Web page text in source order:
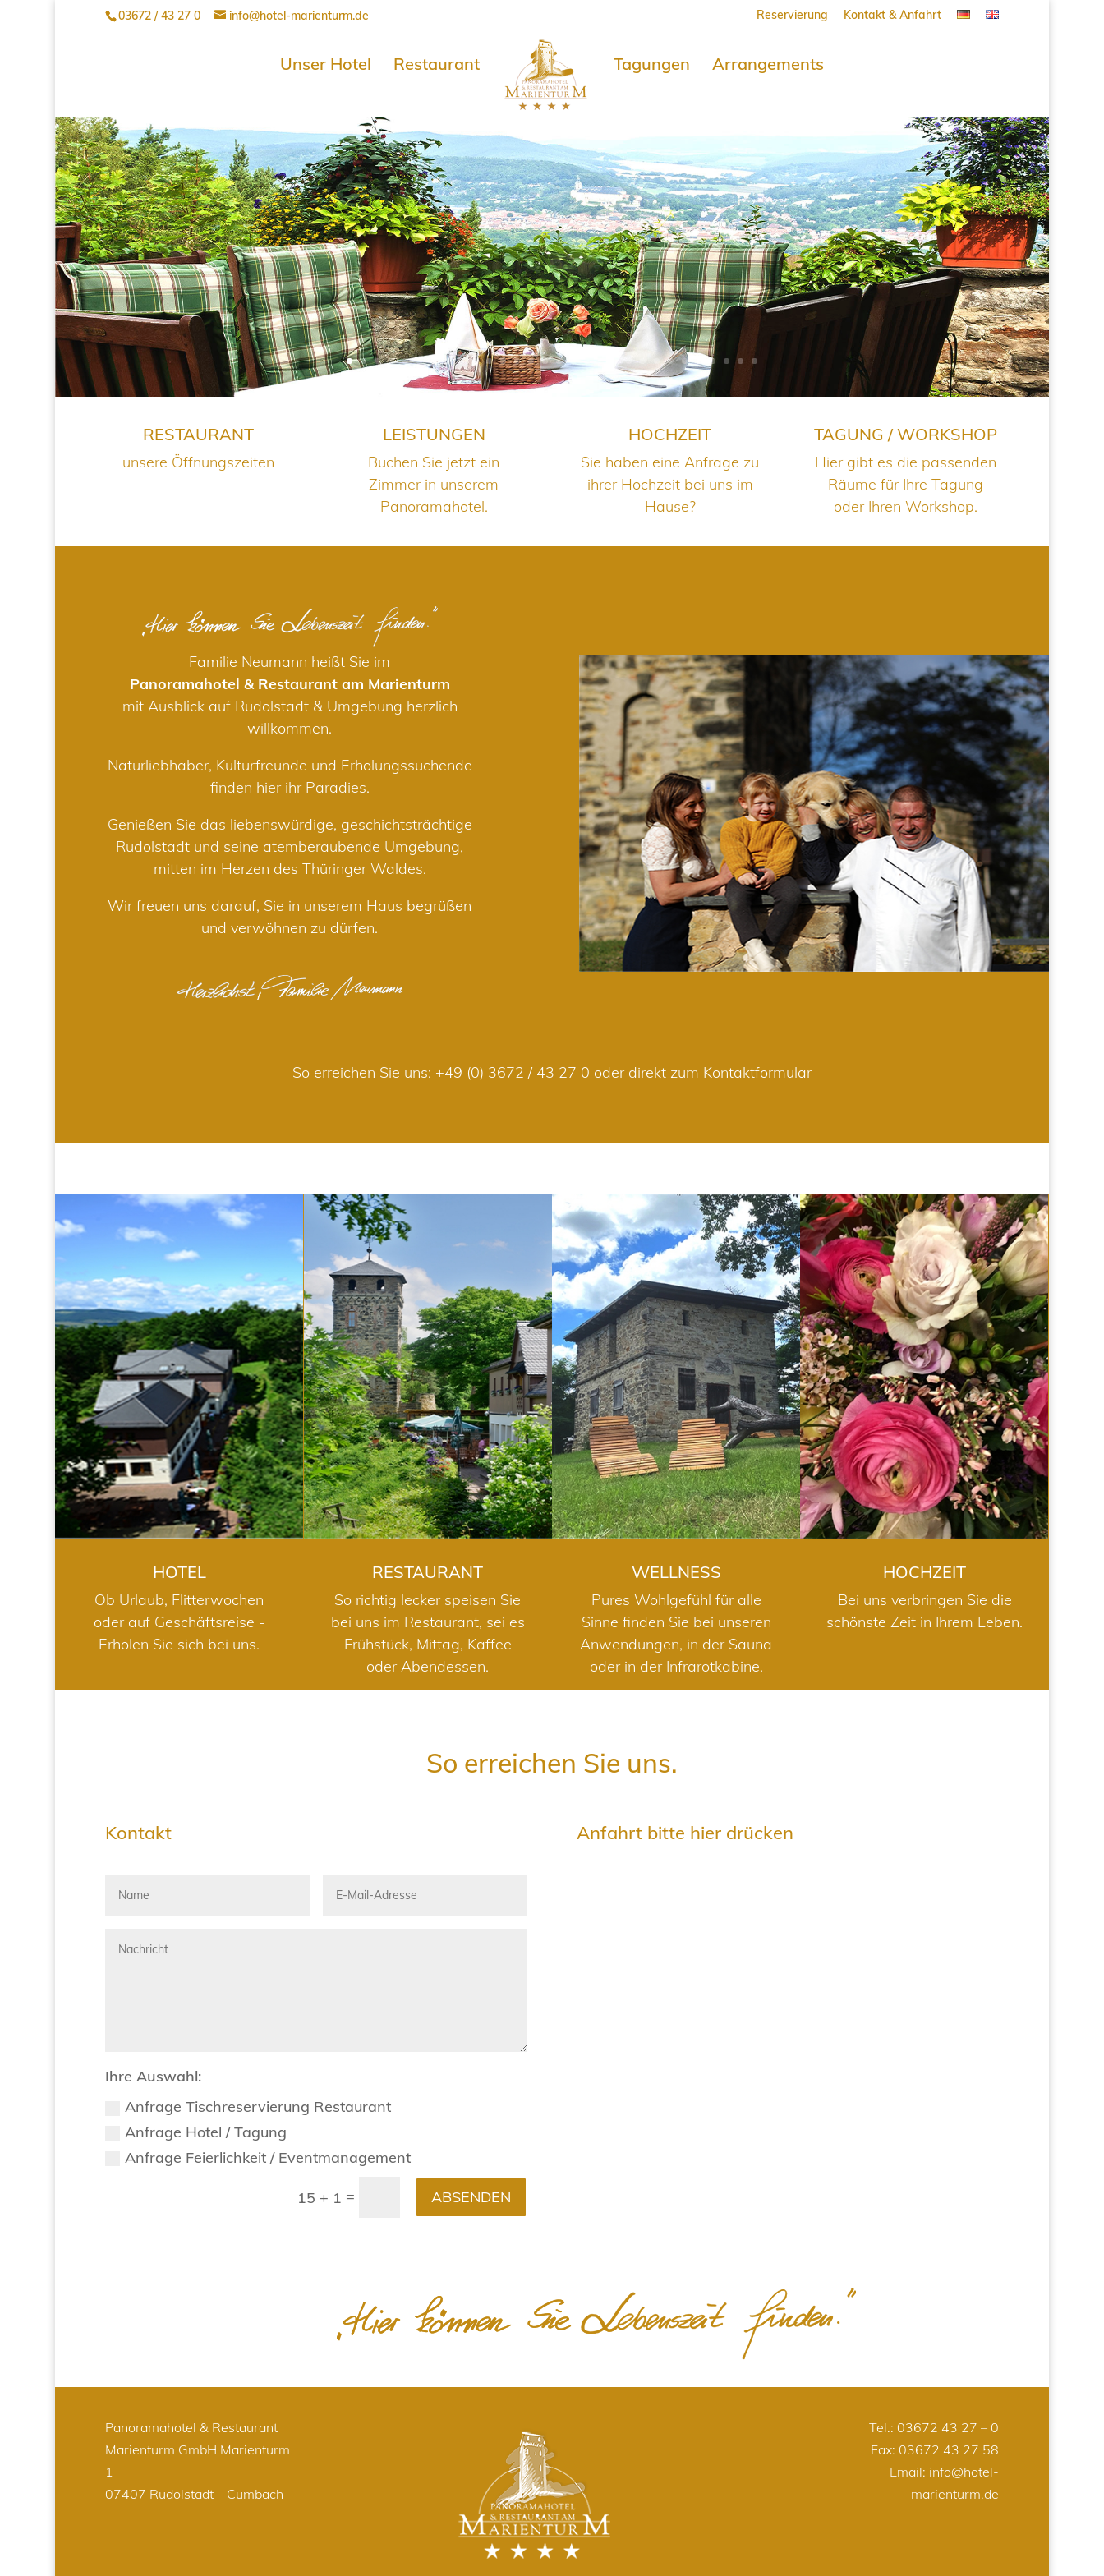
03672 / 43 27 0 info@hotel-marienturm.de Reservierung Kontakt & Anfahrt
Unser Hotel Restaurant Tagungen Arrangements
RESTAURANT
unsere Öffnungszeiten
LEISTUNGEN
Buchen Sie jetzt ein
Zimmer in unserem
Panoramahotel.
HOCHZEIT
Sie haben eine Anfrage zu
ihrer Hochzeit bei uns im
Hause?
TAGUNG / WORKSHOP
Hier gibt es die passenden
Räume für Ihre Tagung
oder Ihren Workshop.
Familie Neumann heißt Sie im
Panoramahotel & Restaurant am Marienturm
mit Ausblick auf Rudolstadt & Umgebung herzlich
willkommen.
Naturliebhaber, Kulturfreunde und Erholungssuchende
finden hier ihr Paradies.
Genießen Sie das liebenswürdige, geschichtsträchtige
Rudolstadt und seine atemberaubende Umgebung,
mitten im Herzen des Thüringer Waldes.
Wir freuen uns darauf, Sie in unserem Haus begrüßen
und verwöhnen zu dürfen.
So erreichen Sie uns: +49 (0) 3672 / 43 27 0 oder direkt zum Kontaktformular
HOTEL
HOTEL
Ob Urlaub, Flitterwochen
oder auf Geschäftsreise -
Erholen Sie sich bei uns.
RESTAURANT
RESTAURANT
So richtig lecker speisen Sie
bei uns im Restaurant, sei es
Frühstück, Mittag, Kaffee
oder Abendessen.
WELLNESS
WELLNESS
Pures Wohlgefühl für alle
Sinne finden Sie bei unseren
Anwendungen, in der Sauna
oder in der Infrarotkabine.
HOCHZEIT
HOCHZEIT
Bei uns verbringen Sie die
schönste Zeit in Ihrem Leben.
So erreichen Sie uns.
Kontakt
Ihre Auswahl:
Anfrage Tischreservierung Restaurant
Anfrage Hotel / Tagung
Anfrage Feierlichkeit / Eventmanagement
15 + 1 = ABSENDEN
Anfahrt bitte hier drücken
Panoramahotel & Restaurant
Marienturm GmbH Marienturm
1
07407 Rudolstadt – Cumbach
Tel.: 03672 43 27 – 0
Fax: 03672 43 27 58
Email: info@hotel-
marienturm.de